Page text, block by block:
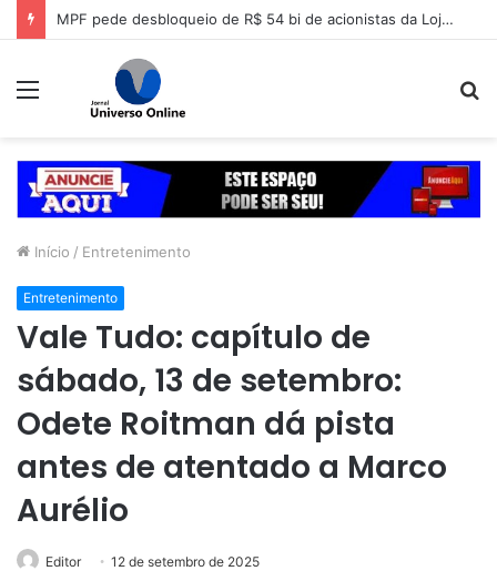
MPF pede desbloqueio de R$ 54 bi de acionistas da Lojas Americanas
Menu
Início / Entretenimento
Entretenimento
Vale Tudo: capítulo de
sábado, 13 de setembro:
Odete Roitman dá pista
antes de atentado a Marco
Aurélio
Editor 12 de setembro de 2025